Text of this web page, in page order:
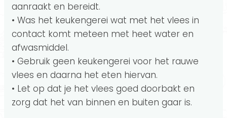
aanraakt en bereidt.
• Was het keukengerei wat met het vlees in
contact komt meteen met heet water en
afwasmiddel.
• Gebruik geen keukengerei voor het rauwe
vlees en daarna het eten hiervan.
• Let op dat je het vlees goed doorbakt en
zorg dat het van binnen en buiten gaar is.